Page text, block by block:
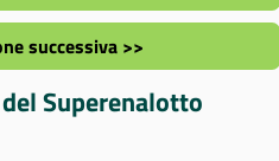
successiva >>
Superenalotto